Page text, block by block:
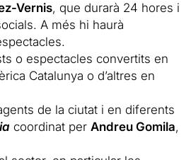
Vernis, que durarà 24 hores i
A més hi haurà
o espectacles convertits en
Catalunya o d’altres en
de la ciutat i en diferents
coordinat perAndreu Gomila,